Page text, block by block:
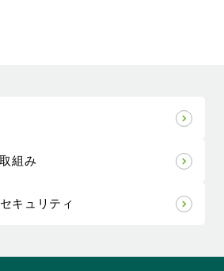
組み
キュリティ